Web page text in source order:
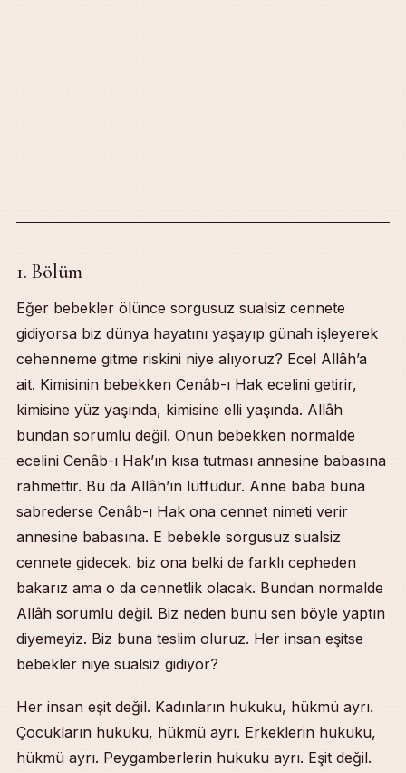
1. Bölüm
Eğer bebekler ölünce sorgusuz sualsiz cennete
gidiyorsa biz dünya hayatını yaşayıp günah işleyerek
cehenneme gitme riskini niye alıyoruz? Ecel Allâh’a
ait. Kimisinin bebekken Cenâb-ı Hak ecelini getirir,
kimisine yüz yaşında, kimisine elli yaşında. Allâh
bundan sorumlu değil. Onun bebekken normalde
ecelini Cenâb-ı Hak’ın kısa tutması annesine babasına
rahmettir. Bu da Allâh’ın lütfudur. Anne baba buna
sabrederse Cenâb-ı Hak ona cennet nimeti verir
annesine babasına. E bebekle sorgusuz sualsiz
cennete gidecek. biz ona belki de farklı cepheden
bakarız ama o da cennetlik olacak. Bundan normalde
Allâh sorumlu değil. Biz neden bunu sen böyle yaptın
diyemeyiz. Biz buna teslim oluruz. Her insan eşitse
bebekler niye sualsiz gidiyor?
Her insan eşit değil. Kadınların hukuku, hükmü ayrı.
Çocukların hukuku, hükmü ayrı. Erkeklerin hukuku,
hükmü ayrı. Peygamberlerin hukuku ayrı. Eşit değil.